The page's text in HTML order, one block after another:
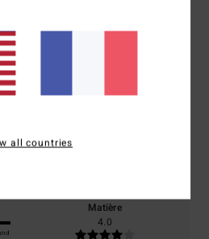
/5
recommandent ce produit
Rapport qualité / prix
Matière
4.0
all countries